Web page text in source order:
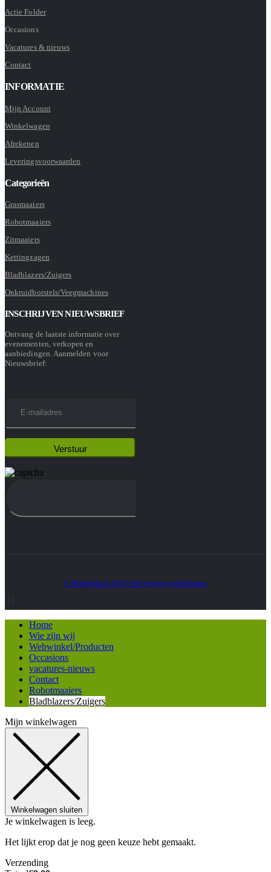
Actie Folder
Occasions
Vacatures & nieuws
Contact
INFORMATIE
Mijn Account
Winkelwagen
Afrekenen
Leveringsvoorwaarden
Categorieën
Grasmaaiers
Robotmaaiers
Zitmaaiers
Kettingzagen
Bladblazers/Zuigers
Onkruidborstels/Veegmachines
INSCHRIJVEN NIEUWSBRIEF
Ontvang de laatste informatie over
evenementen, verkopen en
aanbiedingen. Aanmelden voor
Nieuwsbrief:
© Heatmedia.nl 2024. Alle rechten voorbehouden
Home
Wie zijn wij
Webwinkel/Producten
Occasions
vacatures-nieuws
Contact
Robotmaaiers
Bladblazers/Zuigers
Mijn winkelwagen
Winkelwagen sluiten
Je winkelwagen is leeg.
Het lijkt erop dat je nog geen keuze hebt gemaakt.
Verzending